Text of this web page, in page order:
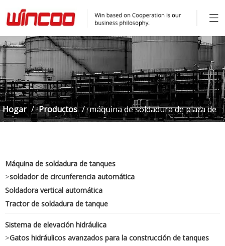
Hogar / Productos / máquina de soldadura de placa de
tanque para tanque de GNL
Máquina de soldadura de tanques
>soldador de circunferencia automática
Soldadora vertical automática
Tractor de soldadura de tanque
Sistema de elevación hidráulica
>Gatos hidráulicos avanzados para la construcción de tanques